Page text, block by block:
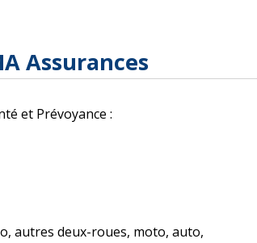
Assurances
et Prévoyance :
autres deux-roues, moto, auto,